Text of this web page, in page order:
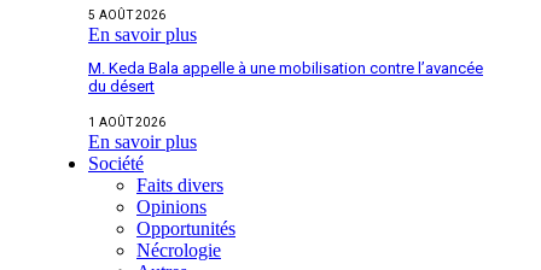
5 AOÛT 2026
En savoir plus
M. Keda Bala appelle à une mobilisation contre l’avancée
du désert
1 AOÛT 2026
En savoir plus
Société
Faits divers
Opinions
Opportunités
Nécrologie